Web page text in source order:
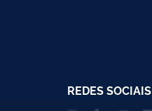
REDES SOCIAIS